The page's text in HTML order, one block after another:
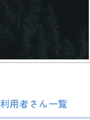
利用者さん一覧